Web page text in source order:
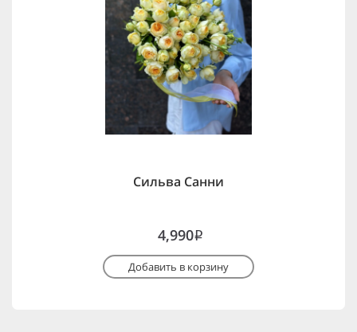
Сильва Санни
4,990i
Добавить в корзину